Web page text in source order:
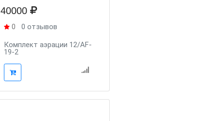
40000
0 0 отзывов
Комплект аэрации 12/AF-
19-2